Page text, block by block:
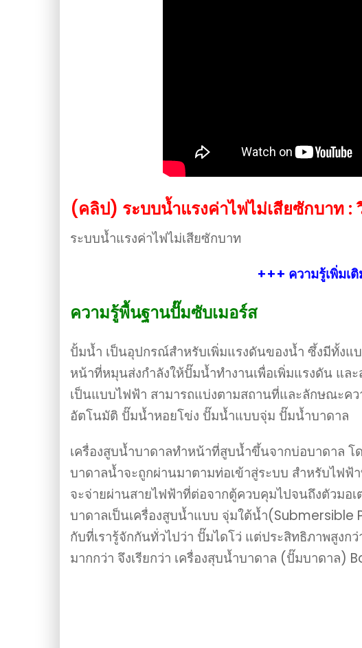
(คลิป) ระบบน้ำแรงค่าไฟไม่เสียซักบาท :
ระบบน้ำแรงค่าไฟไม่เสียซักบาท
+++ ความรู้เพิ่มเ
ความรู้พื้นฐานปั๊มซับเมอร์ส
ปั้มน้ำ เป็นอุปกรณ์สำหรับเพิ่มแรงดันของน้ำ ซึ้งมีทั้งแ
หน้าที่หมุนส่งกำลังให้ปั๊มน้ำทำงานเพื่อเพิ่มแรงดัน แ
เป็นแบบไฟฟ้า สามารถแบ่งตามสถานที่และลักษณะค
อัตโนมัติ ปั๊มน้ำหอยโข่ง ปั๊มน้ำแบบจุ่ม ปั๊มน้ำบาดาล
เครื่องสูบน้ำบาดาลทำหน้าที่สูบน้ำขึ้นจากบ่อบาดาล โ
บาดาลน้ำจะถูกผ่านมาตามท่อเข้าสู่ระบบ สำหรับไฟฟ้
จะจ่ายผ่านสายไฟฟ้าที่ต่อจากตู้ควบคุมไปจนถึงตัวมอ
บาดาลเป็นเครื่องสูบน้ำแบบ จุ่มใต้น้ำ(Submersible
กับที่เรารู้จักกันทั่วไปว่า ปั๊มไดโว่ แต่ประสิทธิภาพสูงก
มากกว่า จึงเรียกว่า เครื่องสุบน้ำบาดาล (ปั๊มบาดาล)